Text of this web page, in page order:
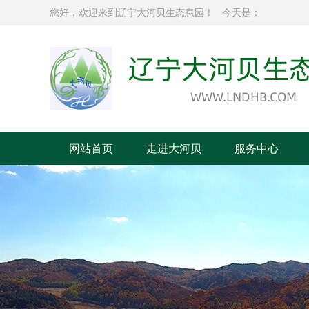
您好，欢迎来到辽宁大河贝生态息园！ 今天是：
网站首页 走进大河贝 服务中心